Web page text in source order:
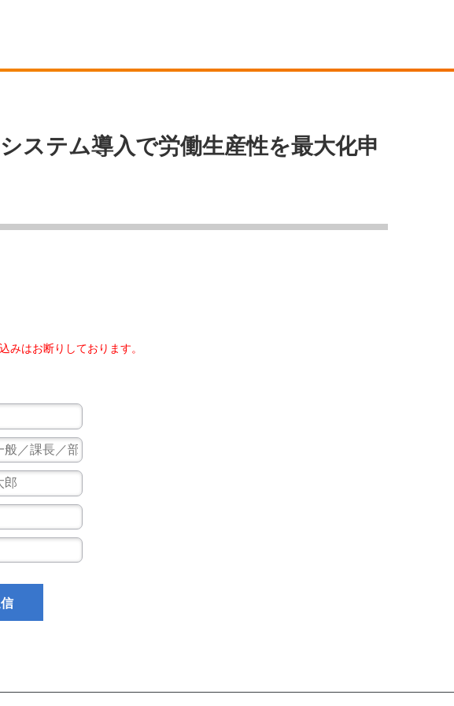
ステム導入で労働生産性を最大化申
みはお断りしております。